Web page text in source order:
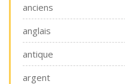
anciens
anglais
antique
argent